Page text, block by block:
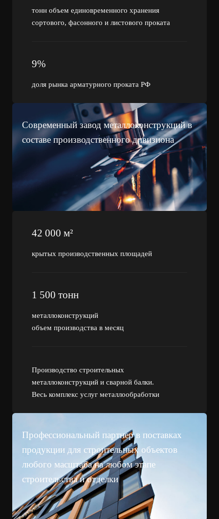
тонн объем единовременного хранения
сортового, фасонного и листового проката
9%
доля рынка арматурного проката РФ
42 000 м²
крытых производственных площадей
1 500 тонн
металлоконструкций
объем производства в месяц
Производство строительных
металлоконструкций и сварной балки.
Весь комплекс услуг металлообработки
Современный завод металлоконструкций в
составе производственного дивизиона
Профессиональный партнер в поставках
продукции для строительных объектов
любого масштаба на любом этапе
строительства и отделки